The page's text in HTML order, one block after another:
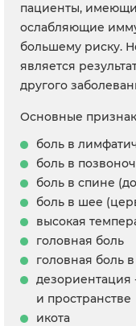
пациенты,
ослабляющие
большему риску.
является
другого
Основные
боль в
боль в
боль в спине
боль в шее
высокая
головная боль
головная боль
дезориентация
и пространстве
икота